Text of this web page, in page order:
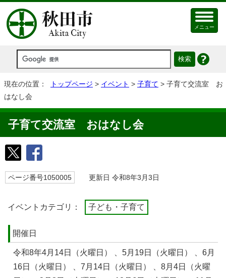
メニュー
現在の位置： トップページ > イベント > 子育て > 子育て交流室 お
はなし会
子育て交流室 おはなし会
ページ番号1050005 更新日 令和8年3月3日
イベントカテゴリ： 子ども・子育て
開催日
令和8年4月14日（火曜日） 、5月19日（火曜日） 、6月
16日（火曜日） 、7月14日（火曜日） 、8月4日（火曜